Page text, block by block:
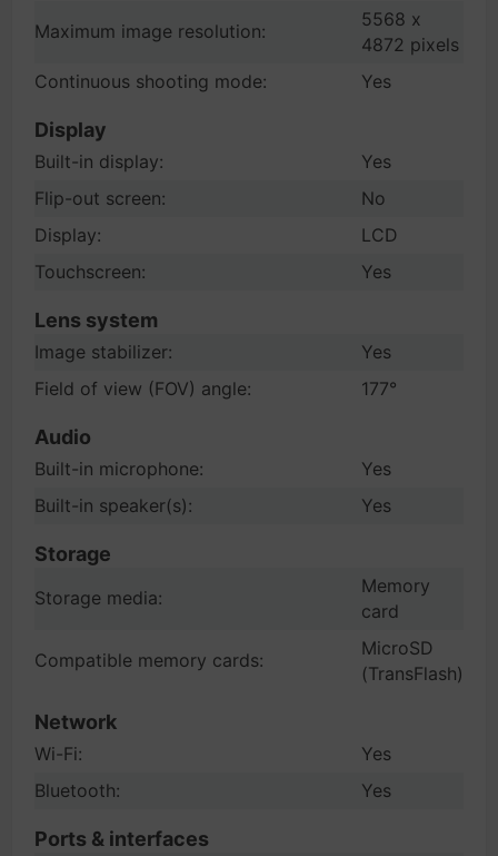
Maximum image resolution:
5568 x
4872 pixels
Continuous shooting mode:
Yes
Display
Built-in display:
Yes
Flip-out screen:
No
Display:
LCD
Touchscreen:
Yes
Lens system
Image stabilizer:
Yes
Field of view (FOV) angle:
177°
Audio
Built-in microphone:
Yes
Built-in speaker(s):
Yes
Storage
Storage media:
Memory
card
Compatible memory cards:
MicroSD
(TransFlash)
Network
Wi-Fi:
Yes
Bluetooth:
Yes
Ports & interfaces